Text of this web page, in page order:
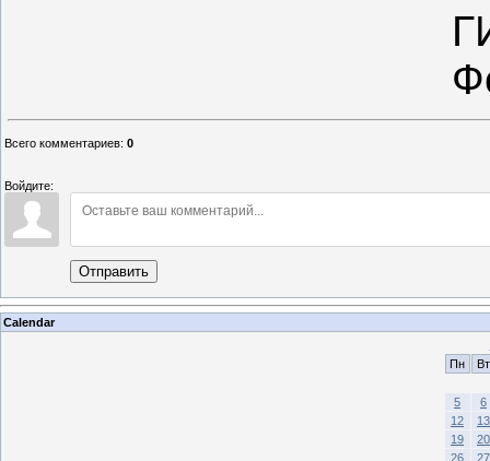
Всего комментариев: 0
Войдите:
Отправить
Calendar
Пн
Вт
5
6
12
13
19
20
26
27